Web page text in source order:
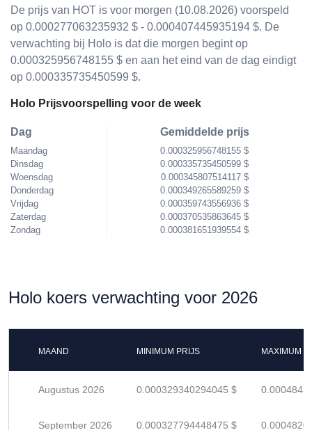
De prijs van HOT is voor morgen (10.08.2026) voorspeld
op 0.000277063235932 $ - 0.000407445935194 $. De
verwachting bij Holo is dat die morgen begint op
0.000325956748155 $ en aan het eind van de dag eindigt
op 0.000335735450599 $.
Holo Prijsvoorspelling voor de week
Dag
Maandag
Dinsdag
Woensdag
Donderdag
Vrijdag
Zaterdag
Zondag
Gemiddelde prijs
0.000325956748155 $
0.000335735450599 $
0.000345807514117 $
0.000349265589259 $
0.000359743556936 $
0.000370535863645 $
0.000381651939554 $
Holo koers verwachting voor 2026
MAAND MINIMUM PRIJS MAXIMUM
Augustus 2026 0.000329340294045 $
September 2026 0.000327794448475 $